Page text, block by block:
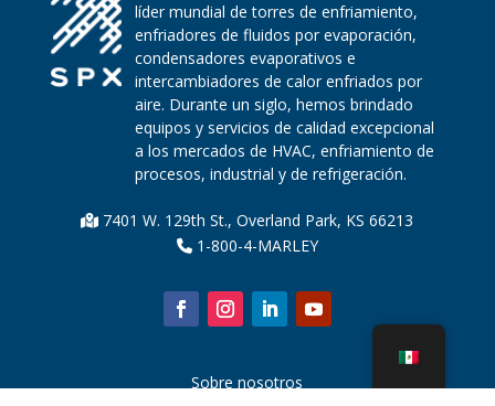
líder mundial de torres de enfriamiento,
enfriadores de fluidos por evaporación,
condensadores evaporativos e
intercambiadores de calor enfriados por
aire. Durante un siglo, hemos brindado
equipos y servicios de calidad excepcional
a los mercados de HVAC, enfriamiento de
procesos, industrial y de refrigeración.
7401 W. 129th St., Overland Park, KS 66213
1-800-4-MARLEY
Sobre nosotros